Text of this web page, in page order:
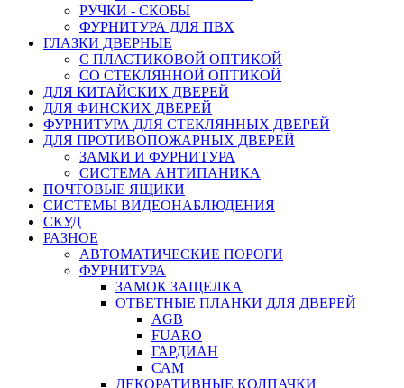
РУЧКИ - СКОБЫ
ФУРНИТУРА ДЛЯ ПВХ
ГЛАЗКИ ДВЕРНЫЕ
С ПЛАСТИКОВОЙ ОПТИКОЙ
СО СТЕКЛЯННОЙ ОПТИКОЙ
ДЛЯ КИТАЙСКИХ ДВЕРЕЙ
ДЛЯ ФИНСКИХ ДВЕРЕЙ
ФУРНИТУРА ДЛЯ СТЕКЛЯННЫХ ДВЕРЕЙ
ДЛЯ ПРОТИВОПОЖАРНЫХ ДВЕРЕЙ
ЗАМКИ И ФУРНИТУРА
СИСТЕМА АНТИПАНИКА
ПОЧТОВЫЕ ЯЩИКИ
СИСТЕМЫ ВИДЕОНАБЛЮДЕНИЯ
СКУД
РАЗНОЕ
АВТОМАТИЧЕСКИЕ ПОРОГИ
ФУРНИТУРА
ЗАМОК ЗАЩЕЛКА
ОТВЕТНЫЕ ПЛАНКИ ДЛЯ ДВЕРЕЙ
AGB
FUARO
ГАРДИАН
САМ
ДЕКОРАТИВНЫЕ КОЛПАЧКИ